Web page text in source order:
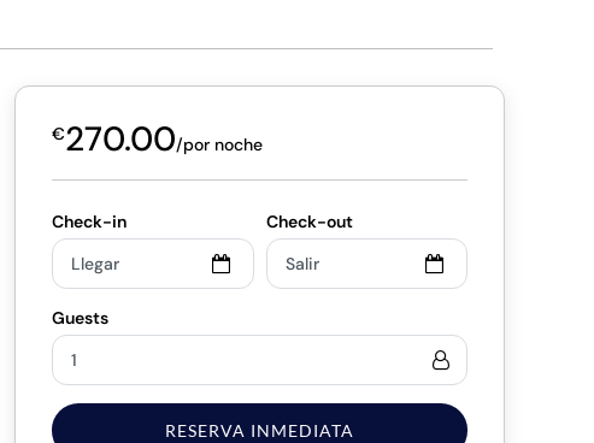
€270.00/por noche
RESERVA INMEDIATA